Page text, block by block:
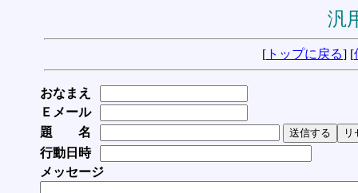
汎
[ トップに戻る] [
おなまえ
Ｅメール
題 名
行動日時
メッセージ